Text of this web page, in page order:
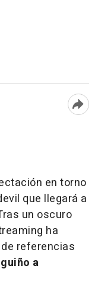
en torno
que llegará a
un oscuro
ha
referencias
a